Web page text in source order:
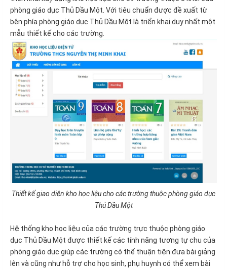
phòng giáo dục Thủ Dầu Một. Với tiêu chuẩn được đề xuất từ
bên phía phòng giáo dục Thủ Dầu Một là triển khai duy nhất một
mẫu thiết kế cho các trường.
Thiết kế giao diện kho học liệu cho các trường thuộc phòng giáo dục
Thủ Dầu Một
Hệ thống kho học liệu của các trường trực thuộc phòng giáo
dục Thủ Dầu Một được thiết kế các tính năng tương tự chu của
phòng giáo dục giúp các trường có thể thuận tiện đưa bài giảng
lên và cũng như hỗ trợ cho học sinh, phụ huynh có thể xem bài